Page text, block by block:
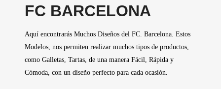
FC BARCELONA
Aquí encontrarás Muchos Diseños del FC. Barcelona. Estos
Modelos, nos permiten realizar muchos tipos de productos,
como Galletas, Tartas, de una manera Fácil, Rápida y
Cómoda, con un diseño perfecto para cada ocasión.